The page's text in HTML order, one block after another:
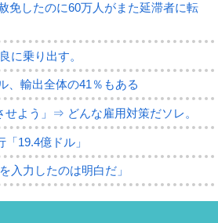
免したのに60万人がまた延滞者に転
に乗り出す。
、輸出全体の41％もある
よう」⇒ どんな雇用対策だソレ。
19.4億ドル」
入力したのは明白だ」